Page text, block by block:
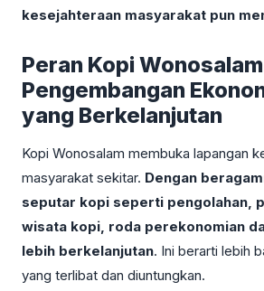
kesejahteraan masyarakat pun
Peran Kopi
Pengembangan
yang Berkelanjutan
Kopi Wonosalam membuka lapangan
masyarakat sekitar. Dengan
seputar kopi seperti pengolahan,
wisata kopi, roda perekonomian
lebih berkelanjutan. Ini berarti lebih
yang terlibat dan diuntungkan.